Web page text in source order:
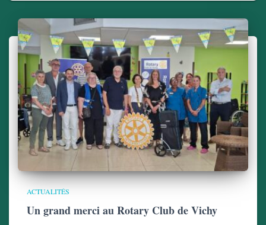
ACTUALITÉS
Un grand merci au Rotary Club de Vichy